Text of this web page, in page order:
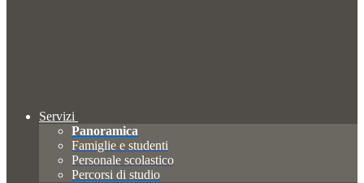
Servizi
Panoramica
Famiglie e studenti
Personale scolastico
Percorsi di studio